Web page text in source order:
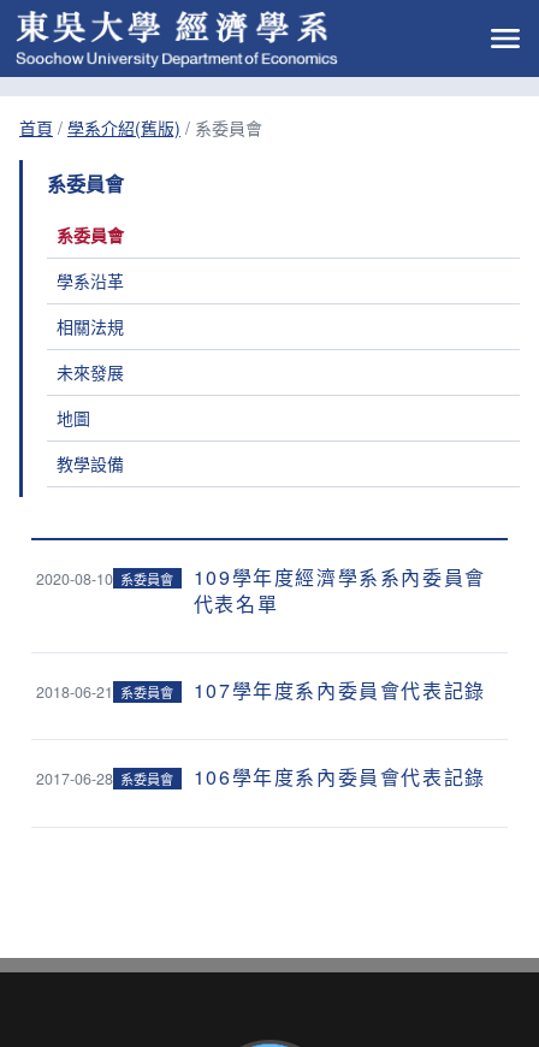
首頁 / 學系介紹(舊版) / 系委員會
系委員會
系委員會
學系沿革
相關法規
未來發展
地圖
教學設備
2020-08-10 系委員會
109學年度經濟學系系內委員會
代表名單
2018-06-21 系委員會 107學年度系內委員會代表記錄
2017-06-28 系委員會 106學年度系內委員會代表記錄